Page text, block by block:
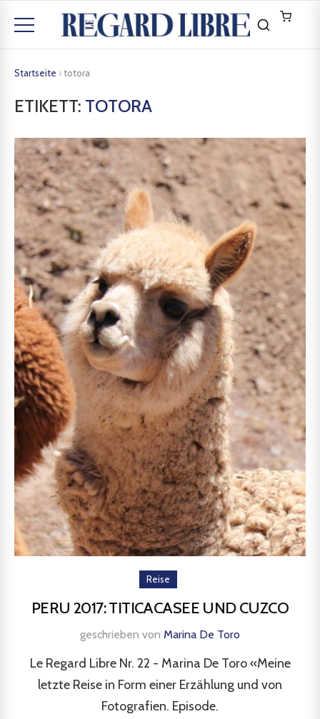
Startseite ›totora
ETIKETT: TOTORA
Reise
PERU 2017: TITICACASEE UND CUZCO
geschrieben von Marina De Toro
Le Regard Libre Nr. 22 - Marina De Toro «Meine
letzte Reise in Form einer Erzählung und von
Fotografien. Episode.